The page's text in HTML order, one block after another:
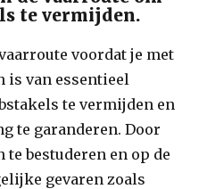
te vermijden.
voordat je met
is van essentieel
te vermijden en
te garanderen. Door
bestuderen en op de
gevaren zoals